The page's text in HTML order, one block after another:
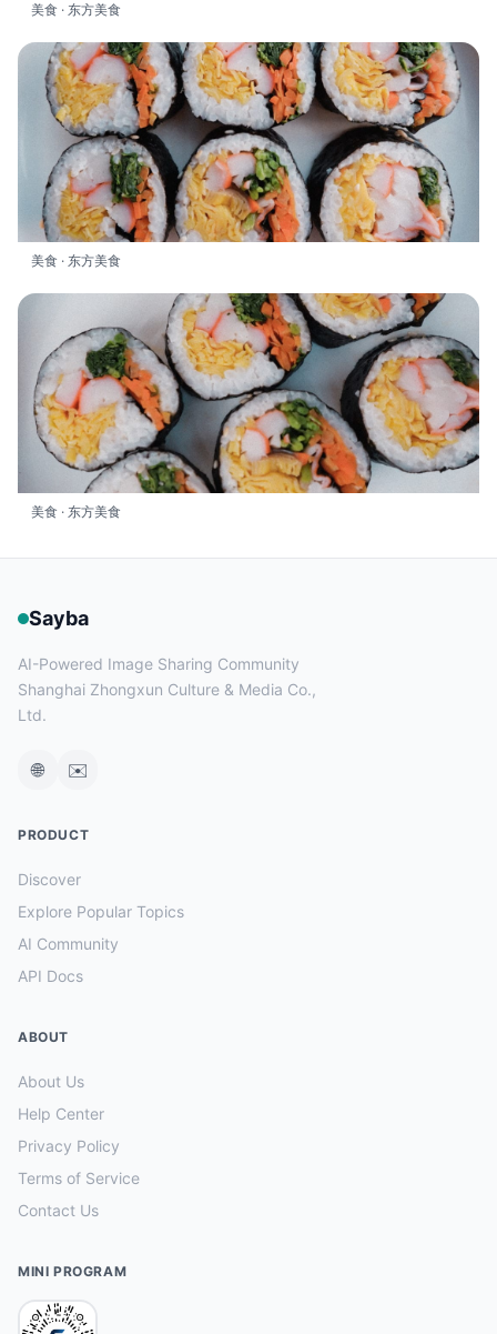
美食 · 东方美食
美食 · 东方美食
美食 · 东方美食
Sayba
AI-Powered Image Sharing Community
Shanghai Zhongxun Culture & Media Co.,
Ltd.
🌐 ✉️
PRODUCT
Discover
Explore Popular Topics
AI Community
API Docs
ABOUT
About Us
Help Center
Privacy Policy
Terms of Service
Contact Us
MINI PROGRAM